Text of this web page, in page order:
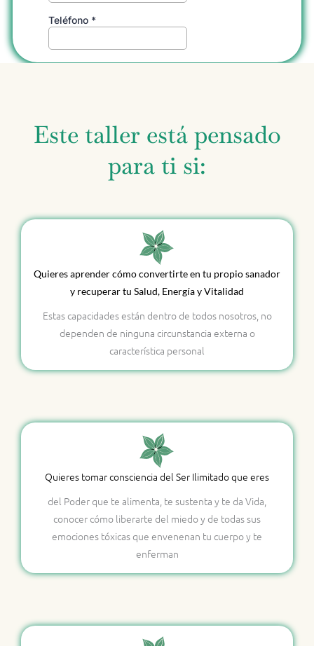
Este taller está pensado
para ti si:
Quieres aprender cómo convertirte en tu propio sanador
y recuperar tu Salud, Energía y Vitalidad
Estas capacidades están dentro de todos nosotros, no
dependen de ninguna circunstancia externa o
característica personal
Quieres tomar consciencia del Ser Ilimitado que eres
del Poder que te alimenta, te sustenta y te da Vida,
conocer cómo liberarte del miedo y de todas sus
emociones tóxicas que envenenan tu cuerpo y te
enferman